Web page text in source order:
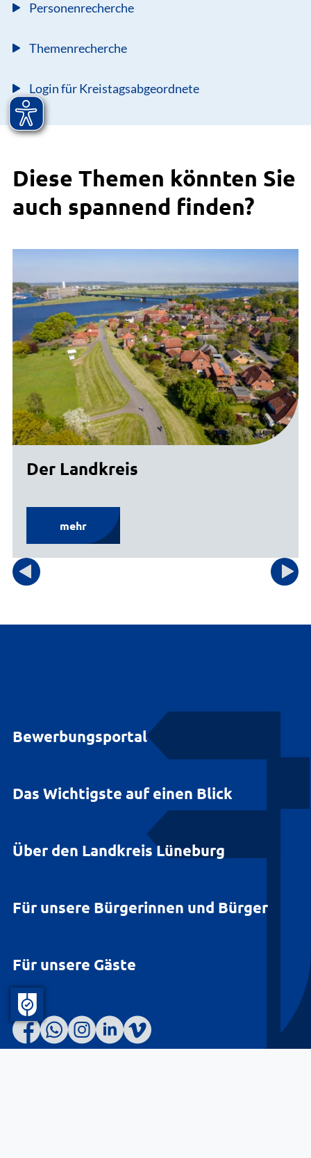
Personenrecherche
Themenrecherche
Login für Kreistagsabgeordnete
Diese Themen könnten Sie
auch spannend finden?
Der Landkreis
mehr
Bewerbungsportal
Das Wichtigste auf einen Blick
Über den Landkreis Lüneburg
Für unsere Bürgerinnen und Bürger
Für unsere Gäste